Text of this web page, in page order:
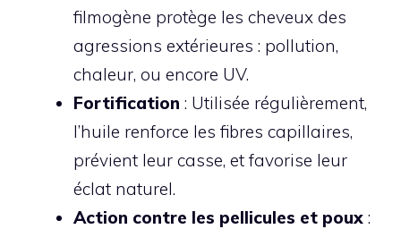
filmogène protège les cheveux des
agressions extérieures : pollution,
chaleur, ou encore UV.
Fortification : Utilisée régulièrement,
l’huile renforce les fibres capillaires,
prévient leur casse, et favorise leur
éclat naturel.
Action contre les pellicules et poux :